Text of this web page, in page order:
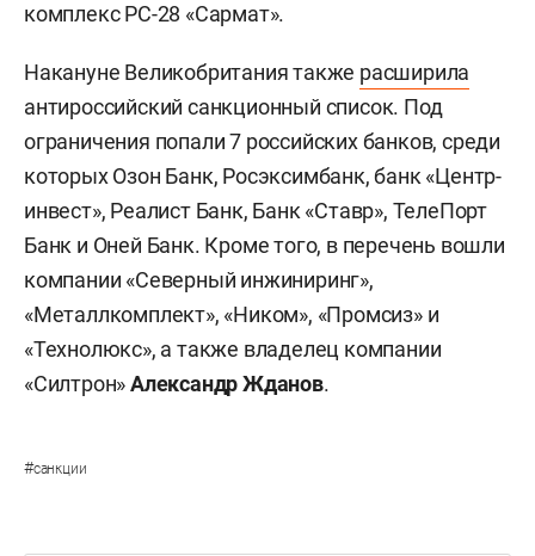
комплекс РС-28 «Сармат».
Накануне Великобритания также расширила
антироссийский санкционный список. Под
ограничения попали 7 российских банков, среди
которых Озон Банк, Росэксимбанк, банк «Центр-
инвест», Реалист Банк, Банк «Ставр», ТелеПорт
Банк и Оней Банк. Кроме того, в перечень вошли
компании «Северный инжиниринг»,
«Металлкомплект», «Ником», «Промсиз» и
«Технолюкс», а также владелец компании
«Силтрон»Александр Жданов.
#санкции